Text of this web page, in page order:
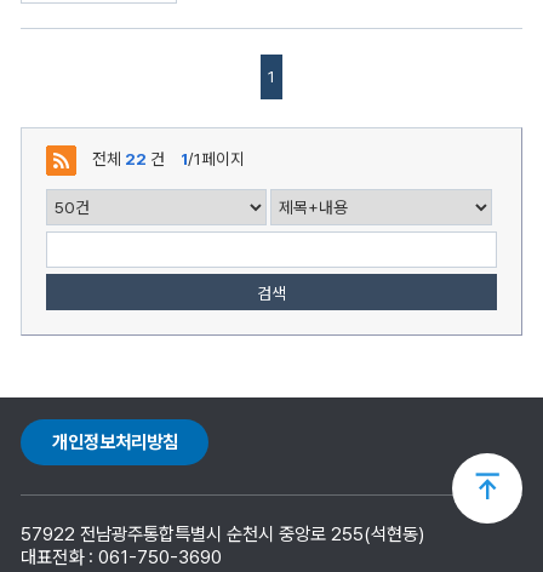
1
전체 22 건 1/1페이지
검색
개인정보처리방침
57922 전남광주통합특별시 순천시 중앙로 255(석현동)
대표전화 : 061-750-3690
상